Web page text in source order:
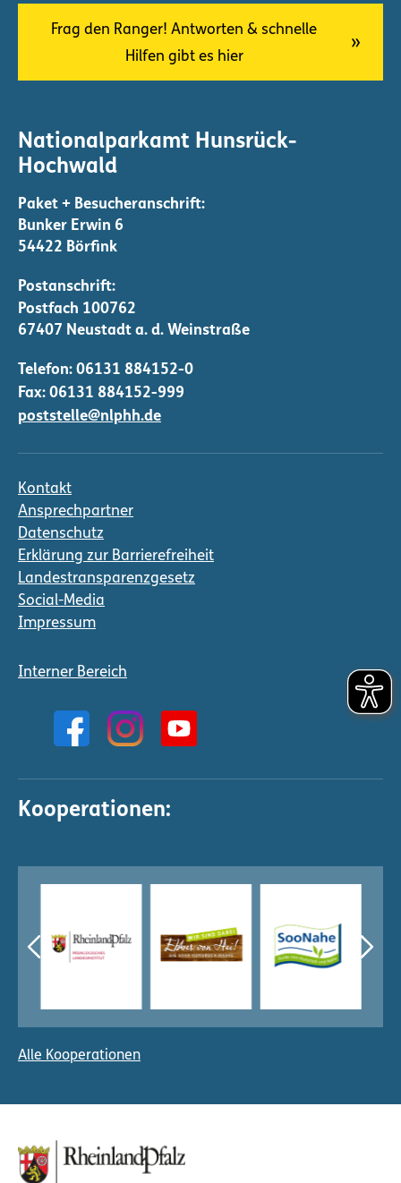
Frag den Ranger! Antworten & schnelle
Hilfen gibt es hier
Nationalparkamt Hunsrück-
Hochwald
Bunker Erwin 6
54422 Börfink
Telefon: 06131 884152-0
Fax: 06131 884152-999
poststelle@nlphh.de
Kontakt
Ansprechpartner
Datenschutz
Erklärung zur Barrierefreiheit
Landestransparenzgesetz
Social-Media
Impressum
Interner Bereich
Kooperationen:
Alle Kooperationen